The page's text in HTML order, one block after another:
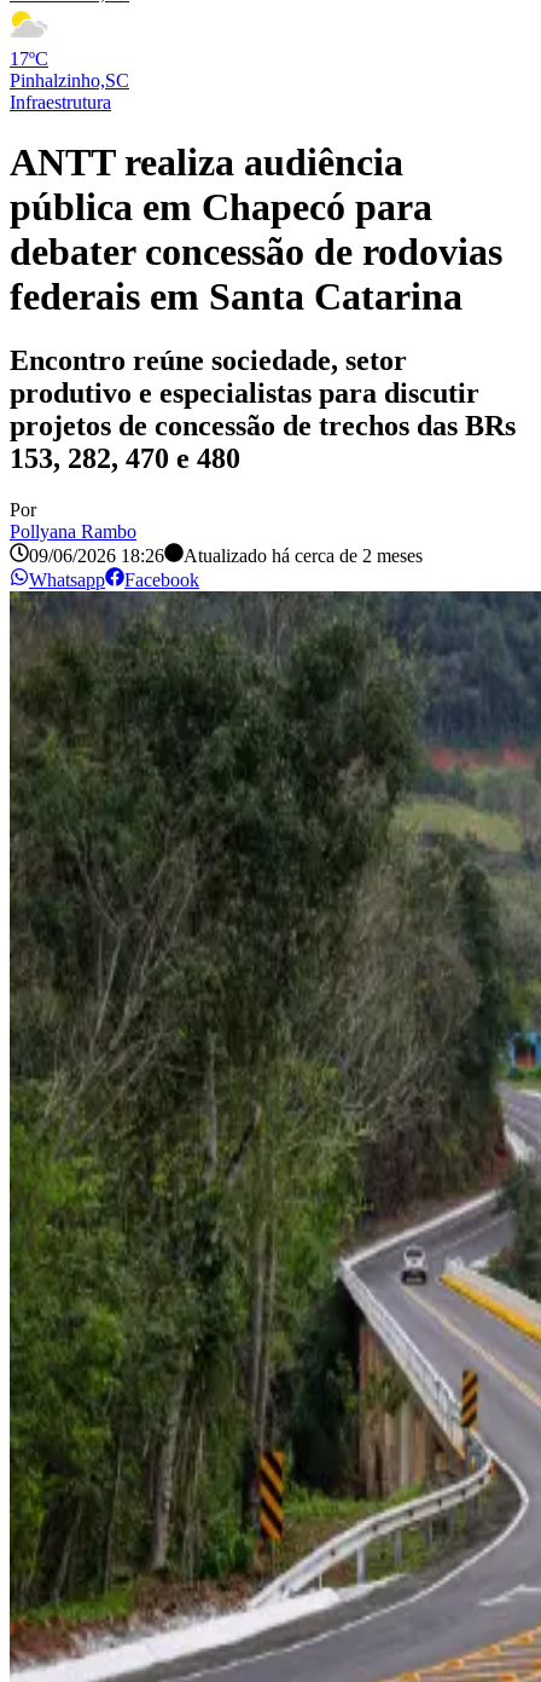
17ºC
Pinhalzinho,SC
Infraestrutura
ANTT realiza audiência
pública em Chapecó para
debater concessão de rodovias
federais em Santa Catarina
Encontro reúne sociedade, setor
produtivo e especialistas para discutir
projetos de concessão de trechos das BRs
153, 282, 470 e 480
Por
Pollyana Rambo
09/06/2026 18:26
Atualizado há cerca de 2 meses
Whatsapp
Facebook